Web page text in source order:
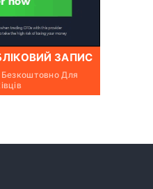
ЗАПИС
Для